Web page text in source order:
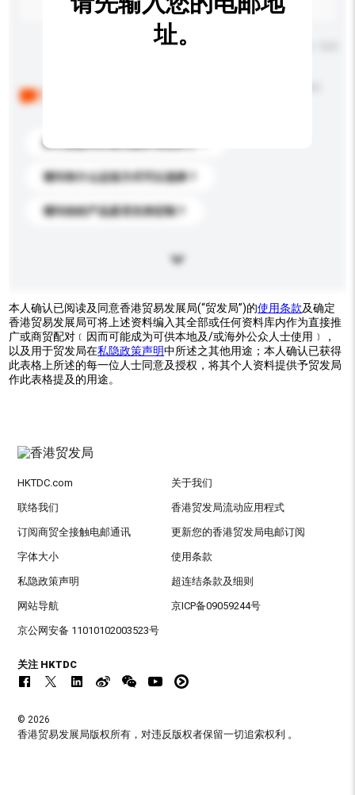
你们能提供的最优惠价格是多少？
请问有什么运送方式可以选择？
请问你的产品是否支持定制？
址。
本人确认已阅读及同意香港贸易发展局(“贸发局”)的使用条款及确定
香港贸易发展局可将上述资料编入其全部或任何资料库内作为直接推
广或商贸配对﹝因而可能成为可供本地及/或海外公众人士使用﹞，
以及用于贸发局在私隐政策声明中所述之其他用途；本人确认已获得
此表格上所述的每一位人士同意及授权，将其个人资料提供予贸发局
作此表格提及的用途。
HKTDC.com 关于我们
联络我们 香港贸发局流动应用程式
订阅商贸全接触电邮通讯 更新您的香港贸发局电邮订阅
字体大小 使用条款
私隐政策声明 超连结条款及细则
网站导航 京ICP备09059244号
京公网安备 11010102003523号
关注 HKTDC
© 2026
香港贸易发展局版权所有，对违反版权者保留一切追索权利 。